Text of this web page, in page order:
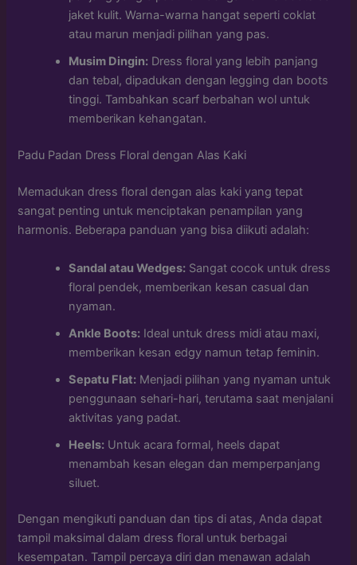
jaket kulit. Warna-warna hangat seperti coklat
atau marun menjadi pilihan yang pas.
Musim Dingin: Dress floral yang lebih panjang
dan tebal, dipadukan dengan legging dan boots
tinggi. Tambahkan scarf berbahan wol untuk
memberikan kehangatan.
Padu Padan Dress Floral dengan Alas Kaki
Memadukan dress floral dengan alas kaki yang tepat
sangat penting untuk menciptakan penampilan yang
harmonis. Beberapa panduan yang bisa diikuti adalah:
Sandal atau Wedges: Sangat cocok untuk dress
floral pendek, memberikan kesan casual dan
nyaman.
Ankle Boots: Ideal untuk dress midi atau maxi,
memberikan kesan edgy namun tetap feminin.
Sepatu Flat: Menjadi pilihan yang nyaman untuk
penggunaan sehari-hari, terutama saat menjalani
aktivitas yang padat.
Heels: Untuk acara formal, heels dapat
menambah kesan elegan dan memperpanjang
siluet.
Dengan mengikuti panduan dan tips di atas, Anda dapat
tampil maksimal dalam dress floral untuk berbagai
kesempatan. Tampil percaya diri dan menawan adalah